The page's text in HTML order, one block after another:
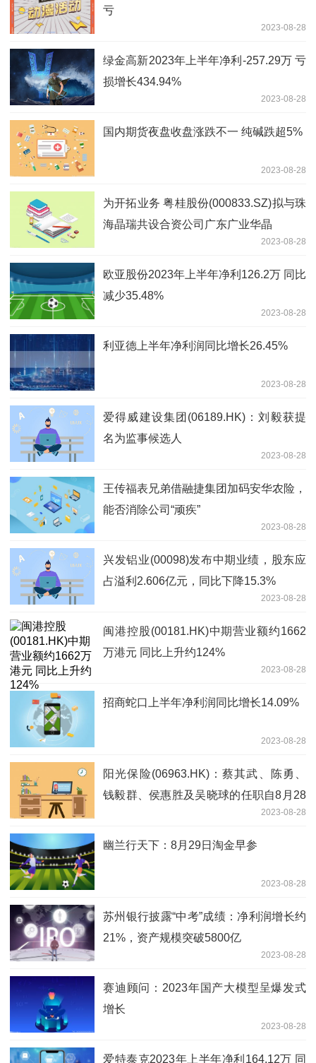
亏
2023-08-28
绿金高新2023年上半年净利-257.29万 亏
损增长434.94%
2023-08-28
国内期货夜盘收盘涨跌不一 纯碱跌超5%
2023-08-28
为开拓业务 粤桂股份(000833.SZ)拟与珠
海晶瑞共设合资公司广东广业华晶
2023-08-28
欧亚股份2023年上半年净利126.2万 同比
减少35.48%
2023-08-28
利亚德上半年净利润同比增长26.45%
2023-08-28
爱得威建设集团(06189.HK)：刘毅获提
名为监事候选人
2023-08-28
王传福表兄弟借融捷集团加码安华农险，
能否消除公司“顽疾”
2023-08-28
兴发铝业(00098)发布中期业绩，股东应
占溢利2.606亿元，同比下降15.3%
2023-08-28
闽港控股(00181.HK)中期营业额约1662
万港元 同比上升约124%
2023-08-28
招商蛇口上半年净利润同比增长14.09%
2023-08-28
阳光保险(06963.HK)：蔡其武、陈勇、
钱毅群、侯惠胜及吴晓球的任职自8月28
2023-08-28
幽兰行天下：8月29日淘金早参
2023-08-28
苏州银行披露“中考”成绩：净利润增长约
21%，资产规模突破5800亿
2023-08-28
赛迪顾问：2023年国产大模型呈爆发式
增长
2023-08-28
爱特泰克2023年上半年净利164.12万 同